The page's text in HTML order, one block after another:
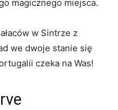
magicznego miejsca.
w Sintrze z
we dwoje stanie się
czeka na Was!